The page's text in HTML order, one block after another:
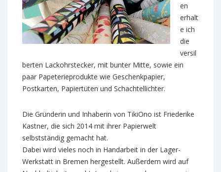
en
erhalt
e ich
die
versil
berten Lackohrstecker, mit bunter Mitte, sowie ein
paar Papeterieprodukte wie Geschenkpapier,
Postkarten, Papiertüten und Schachtellichter.
Die Gründerin und Inhaberin von TikiOno ist Friederike
Kastner, die sich 2014 mit ihrer Papierwelt
selbstständig gemacht hat.
Dabei wird vieles noch in Handarbeit in der Lager-
Werkstatt in Bremen hergestellt. Außerdem wird auf